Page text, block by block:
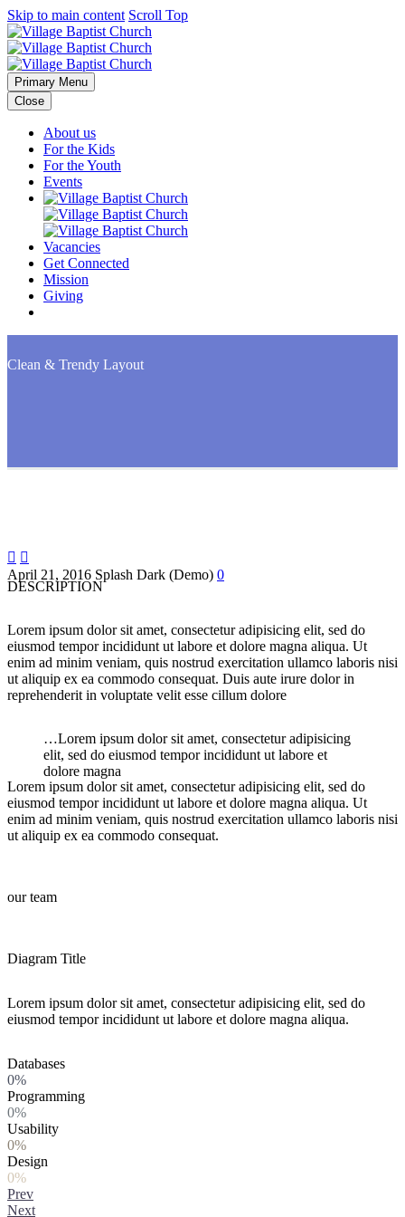
Skip to main content Scroll Top
Primary Menu
Close
About us
For the Kids
For the Youth
Events
Vacancies
Get Connected
Mission
Giving
Clean & Trendy Layout
 
April 21, 2016 Splash Dark (Demo) 0
DESCRIPTION
Lorem ipsum dolor sit amet, consectetur adipisicing elit, sed do
eiusmod tempor incididunt ut labore et dolore magna aliqua. Ut
enim ad minim veniam, quis nostrud exercitation ullamco laboris nisi
ut aliquip ex ea commodo consequat. Duis aute irure dolor in
reprehenderit in voluptate velit esse cillum dolore
…Lorem ipsum dolor sit amet, consectetur adipisicing
elit, sed do eiusmod tempor incididunt ut labore et
dolore magna
Lorem ipsum dolor sit amet, consectetur adipisicing elit, sed do
eiusmod tempor incididunt ut labore et dolore magna aliqua. Ut
enim ad minim veniam, quis nostrud exercitation ullamco laboris nisi
ut aliquip ex ea commodo consequat.
our team
Diagram Title
Lorem ipsum dolor sit amet, consectetur adipisicing elit, sed do
eiusmod tempor incididunt ut labore et dolore magna aliqua.
Databases
0%
Programming
0%
Usability
0%
Design
0%
Prev
Next